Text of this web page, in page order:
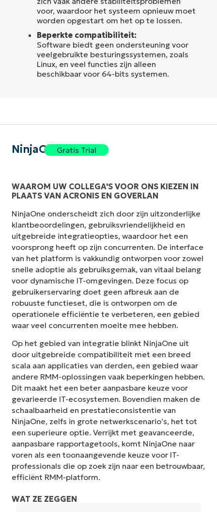
voor, waardoor het systeem opnieuw moet
worden opgestart om het op te lossen.
Beperkte compatibiliteit:
Software biedt geen ondersteuning voor
veelgebruikte besturingssystemen, zoals
Linux, en veel functies zijn alleen
beschikbaar voor 64-bits systemen.
NinjaOneGratis Trial
WAAROM UW COLLEGA'S VOOR ONS KIEZEN IN
PLAATS VAN ACRONIS EN GOVERLAN
NinjaOne onderscheidt zich door zijn uitzonderlijke
klantbeoordelingen, gebruiksvriendelijkheid en
uitgebreide integratieopties, waardoor het een
voorsprong heeft op zijn concurrenten. De interface
van het platform is vakkundig ontworpen voor zowel
snelle adoptie als gebruiksgemak, van vitaal belang
voor dynamische IT-omgevingen. Deze focus op
gebruikerservaring doet geen afbreuk aan de
robuuste functieset, die is ontworpen om de
operationele efficiëntie te verbeteren, een gebied
waar veel concurrenten moeite mee hebben.
Op het gebied van integratie blinkt NinjaOne uit
door uitgebreide compatibiliteit met een breed
scala aan applicaties van derden, een gebied waar
andere RMM-oplossingen vaak beperkingen hebben.
Dit maakt het een beter aanpasbare keuze voor
gevarieerde IT-ecosystemen. Bovendien maken de
schaalbaarheid en prestatieconsistentie van
NinjaOne, zelfs in grote netwerkscenario’s, het tot
een superieure optie. Verrijkt met geavanceerde,
aanpasbare rapportagetools, komt NinjaOne naar
voren als een toonaangevende keuze voor IT-
professionals die op zoek zijn naar een betrouwbaar,
efficiënt RMM-platform.
WAT ZE ZEGGEN